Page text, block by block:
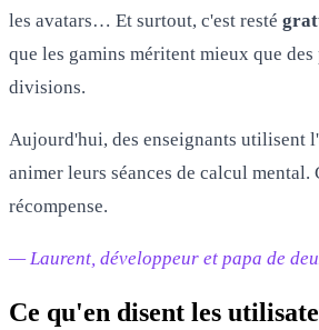
les avatars… Et surtout, c'est resté
que les gamins méritent mieux que
divisions.
Aujourd'hui, des enseignants utilisent
animer leurs séances de calcul mental.
récompense.
— Laurent, développeur et papa de
Ce qu'en disent les